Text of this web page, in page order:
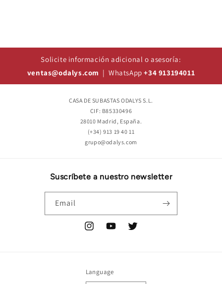
Solicite información adicional o asesoría:
ventas@odalys.com | WhatsApp+34 913194011
CASA DE SUBASTAS ODALYS S.L.
CIF: B85330496
28010 Madrid, España.
(+34) 913 19 40 11
grupo@odalys.com
Suscríbete a nuestro newsletter
Email
InstagramYouTubeTwitter
Language